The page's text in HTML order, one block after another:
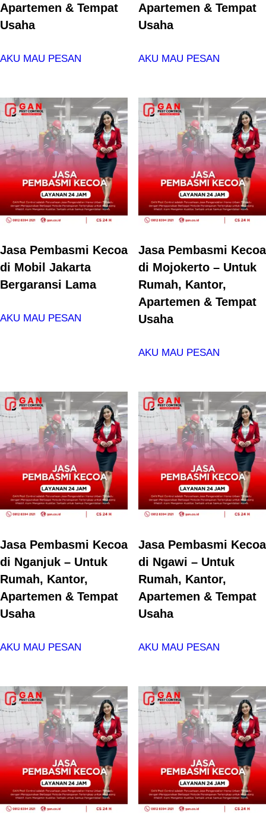
Apartemen & Tempat
Usaha
AKU MAU PESAN
Apartemen & Tempat
Usaha
AKU MAU PESAN
Jasa Pembasmi Kecoa
di Mobil Jakarta
Bergaransi Lama
AKU MAU PESAN
Jasa Pembasmi Kecoa
di Mojokerto – Untuk
Rumah, Kantor,
Apartemen & Tempat
Usaha
AKU MAU PESAN
Jasa Pembasmi Kecoa
di Nganjuk – Untuk
Rumah, Kantor,
Apartemen & Tempat
Usaha
AKU MAU PESAN
Jasa Pembasmi Kecoa
di Ngawi – Untuk
Rumah, Kantor,
Apartemen & Tempat
Usaha
AKU MAU PESAN